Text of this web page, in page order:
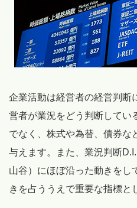
企業活動は経営者の経営判断
営者が業況をどう判断してい
でなく、株式や為替、債券な
与えます。また、業況判断
山谷）にほぼ沿った動きをし
きを占ううえで重要な指標と